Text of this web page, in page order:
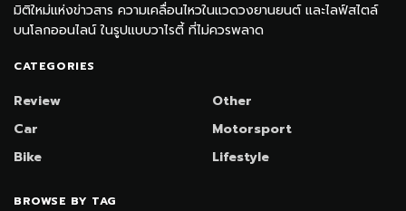
มิติใหม่แห่งข่าวสาร ความเคลื่อนไหวในแวดวงยานยนต์ และไลฟ์สไตล์
บนโลกออนไลน์ ในรูปแบบวาไรตี้ ที่ไม่ควรพลาด
CATEGORIES
Review
Car
Bike
Other
Motorsport
Lifestyle
BROWSE BY TAG